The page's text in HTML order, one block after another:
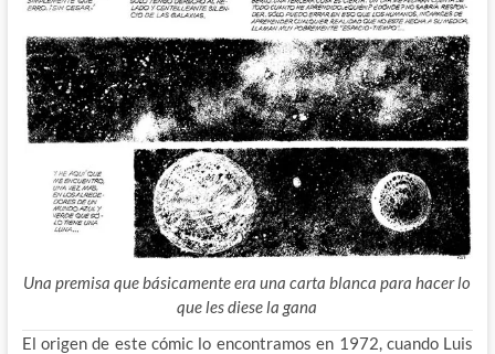
Una premisa que básicamente era una carta blanca para hacer lo
que les diese la gana
El origen de este cómic lo encontramos en 1972, cuando Luis